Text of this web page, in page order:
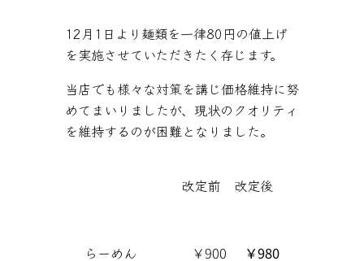
12月1日より麺類を一律80円の値上げ
を実施させていただきたく存じます。
当店でも様々な対策を講じ価格維持に努
めてまいりましたが、現状のクオリティ
を維持するのが困難となりました。
改定前 改定後
らーめん ￥900 ￥980